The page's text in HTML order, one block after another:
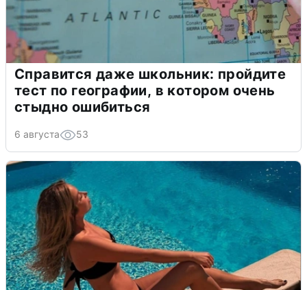
Справится даже школьник: пройдите
тест по географии, в котором очень
стыдно ошибиться
6 августа 53